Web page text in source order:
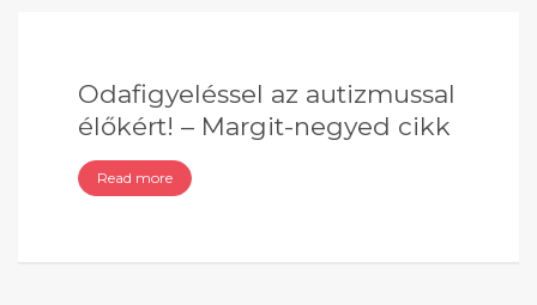
Odafigyeléssel az autizmussal
élőkért! – Margit-negyed cikk
Read more